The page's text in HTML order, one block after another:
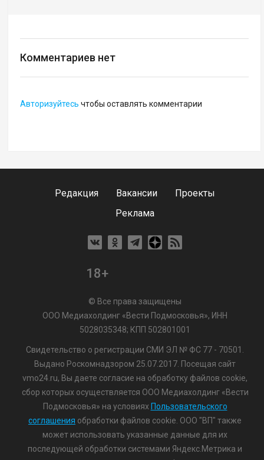
Комментариев нет
Авторизуйтесь чтобы оставлять комментарии
Редакция Вакансии
Проекты
Реклама
18+
© Все права защищены
ООО Медиахолдинг «Вести Подмосковья», ИНН
5028035348; КПП 502801001
Свидетельство о регистрации СМИ ЭЛ № ФС 77 - 70501.
Выдано Роскомнадзором 25.07.2017. Посещая сайт
vmo24.ru, Вы даете согласие на обработку файлов cookie,
сбор которых осуществляется ООО Медиахолдинг «Вести
Подмосковья» на условиях Пользовательского
соглашения обработки файлов cookie. ООО "ВП" также
может использовать указанные данные для их
последующей обработки системами Яндекс.Метрика и